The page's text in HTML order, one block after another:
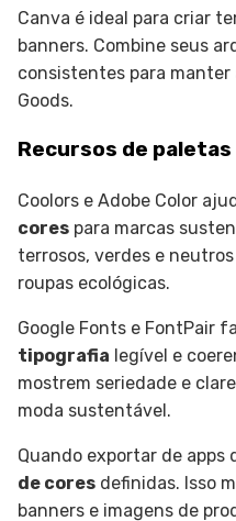
Canva é ideal para criar
banners. Combine seus
consistentes para manter
Goods.
Recursos de
Coolors e Adobe Color
cores para marcas
terrosos, verdes e
roupas ecológicas.
Google Fonts e FontPair
tipografia legível e
mostrem seriedade e
moda sustentável.
Quando exportar de apps
de cores definidas. Isso
banners e imagens de